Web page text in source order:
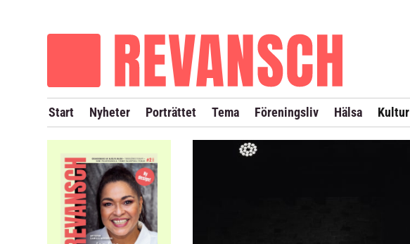
Start Nyheter Porträttet Tema Föreningsliv Hälsa Kultur
OM REVANSCH TIDIGARE NUMMER PRENUMERERA